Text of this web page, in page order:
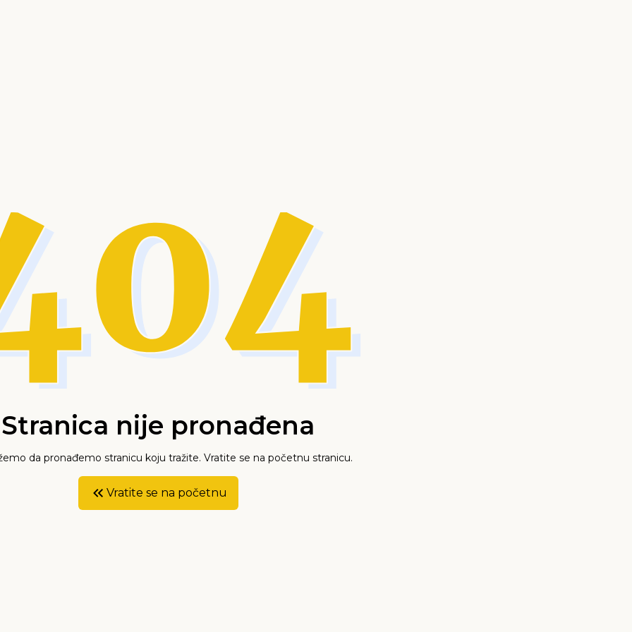
Stranica nije pronađena
da pronađemo stranicu koju tražite. Vratite se na početnu stranicu.
Vratite se na početnu